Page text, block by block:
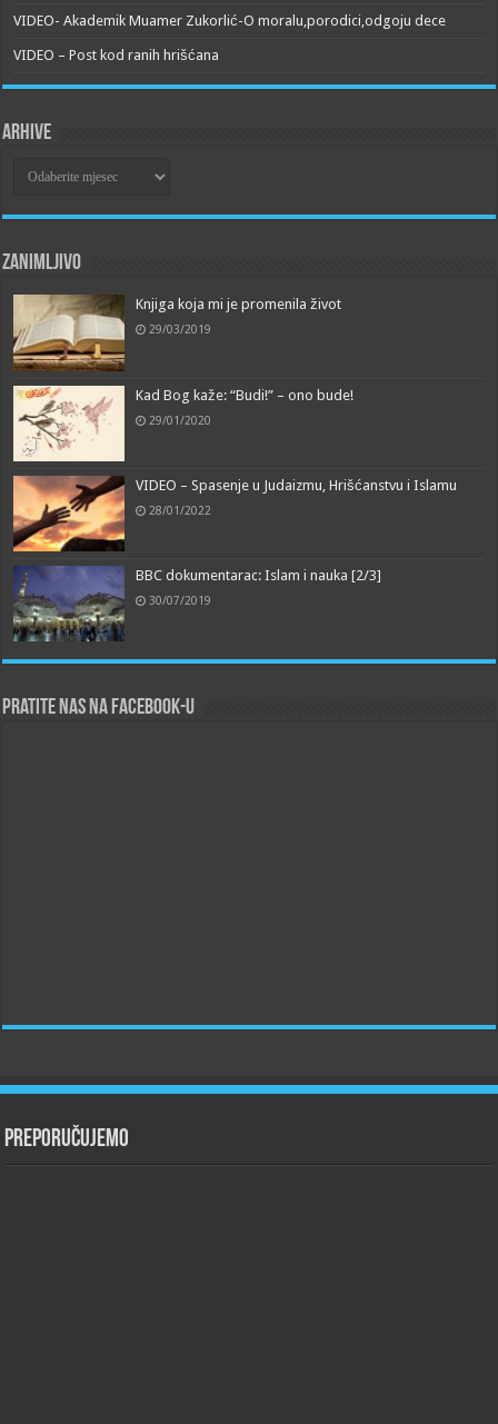
VIDEO- Akademik Muamer Zukorlić-O moralu,porodici,odgoju dece
VIDEO – Post kod ranih hrišćana
Arhive
Zanimljivo
Knjiga koja mi je promenila život
29/03/2019
Kad Bog kaže: “Budi!” – ono bude!
29/01/2020
VIDEO – Spasenje u Judaizmu, Hrišćanstvu i Islamu
28/01/2022
BBC dokumentarac: Islam i nauka [2/3]
30/07/2019
Pratite nas na Facebook-u
Preporučujemo